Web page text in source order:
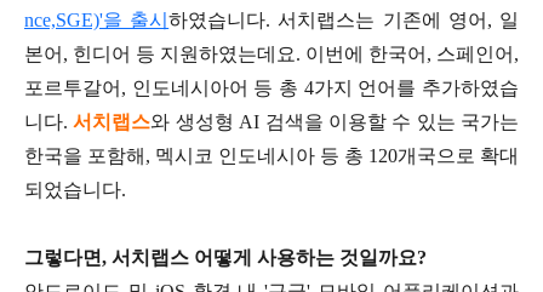
nce,SGE)'을 출시하였습니다. 서치랩스는 기존에 영어, 일
본어, 힌디어 등 지원하였는데요. 이번에 한국어, 스페인어,
포르투갈어, 인도네시아어 등 총 4가지 언어를 추가하였습
니다.서치랩스와 생성형 AI 검색을 이용할 수 있는 국가는
한국을 포함해, 멕시코 인도네시아 등 총 120개국으로 확대
되었습니다.
그렇다면, 서치랩스 어떻게 사용하는 것일까요?